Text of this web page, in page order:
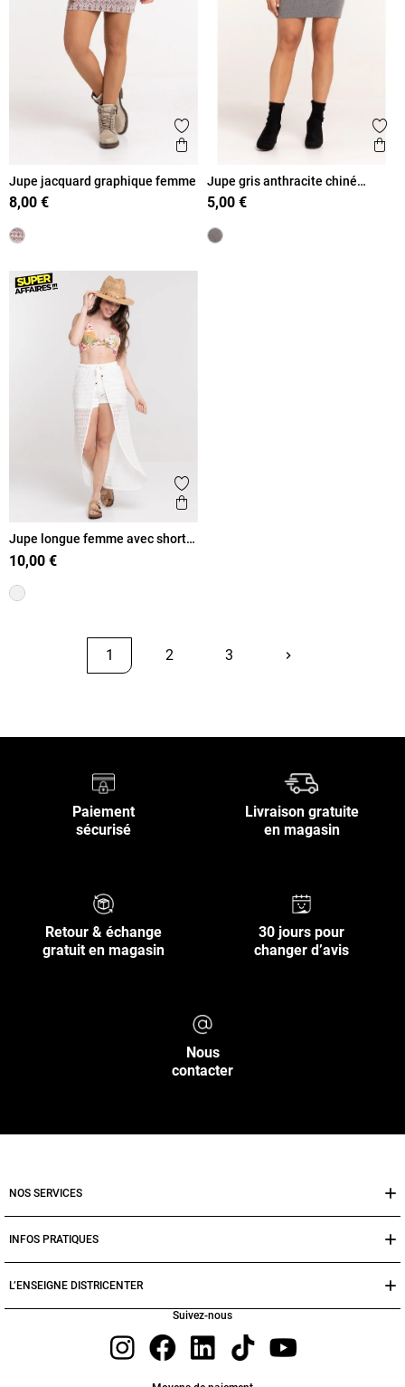
Ajouter aux favoris
Aperçu rapide
Jupe jacquard graphique femme
8,00 €
Jupe gris anthracite chiné
courte femme
5,00 €
Ajouter aux favoris
Aperçu rapide
Jupe longue femme avec short
intégré
10,00 €
1 2 3 keyboard_arrow_rightSuivant
Paiement
sécurisé
Livraison gratuite
en magasin
Retour & échange
gratuit en magasin
30 jours pour
changer d’avis
Nous
contacter
NOS SERVICES
INFOS PRATIQUES
L’ENSEIGNE DISTRICENTER
Suivez-nous